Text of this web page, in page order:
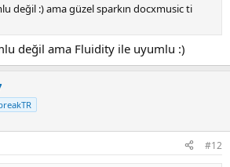
değil :) ama güzel sparkın docxmusic ti
değil ama Fluidity ile uyumlu :)
#12